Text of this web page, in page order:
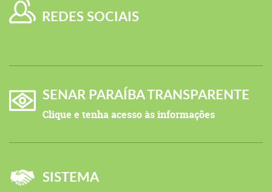
REDES SOCIAIS
SENAR PARAÍBA TRANSPARENTE
Clique e tenha acesso às informações
SISTEMA